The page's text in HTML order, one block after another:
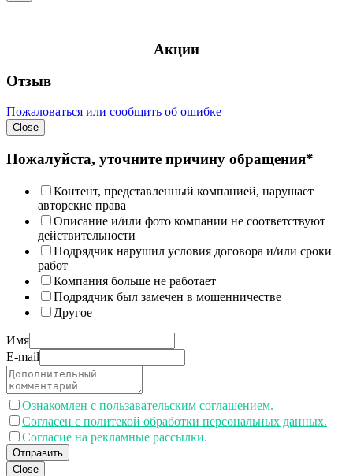
Акции
Отзыв
Пожаловаться или сообщить об ошибке
Close
Пожалуйста, уточните причину обращения*
Контент, представленный компанией, нарушает
авторские права
Описание и/или фото компании не соответствуют
действительности
Подрядчик нарушил условия договора и/или сроки
работ
Компания больше не работает
Подрядчик был замечен в мошенничестве
Другое
Имя
E-mail
Ознакомлен с пользавательским соглашением.
Согласен с политекой обработки персональных данных.
Согласие на рекламные рассылки.
Отправить
Close